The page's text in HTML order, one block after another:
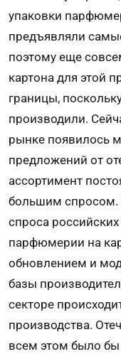
упаковки
предъявляли
поэтому еще
картона для этой
границы,
производили.
рынке появилось
предложений от
ассортимент
большим спросом.
спроса
парфюмерии на
обновлением и
базы
секторе
производства.
всем этом было бы